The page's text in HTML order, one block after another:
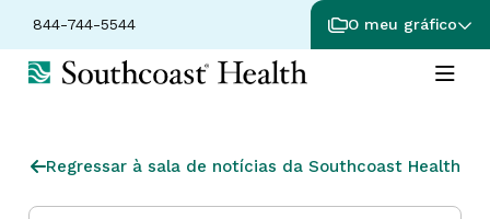
844-744-5544 O meu gráfico
Regressar à sala de notícias da Southcoast Health